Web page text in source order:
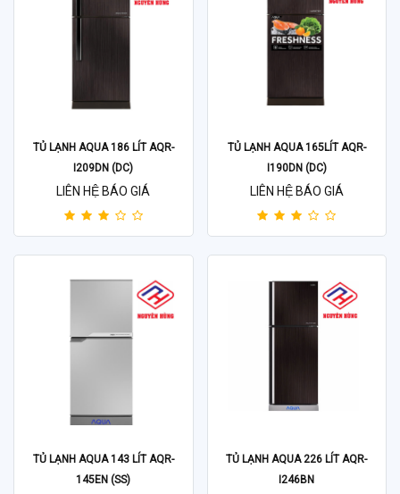
TỦ LẠNH AQUA 186 LÍT AQR-
I209DN (DC)
LIÊN HỆ BÁO GIÁ
TỦ LẠNH AQUA 165LÍT AQR-
I190DN (DC)
LIÊN HỆ BÁO GIÁ
TỦ LẠNH AQUA 143 LÍT AQR-
145EN (SS)
TỦ LẠNH AQUA 226 LÍT AQR-
I246BN